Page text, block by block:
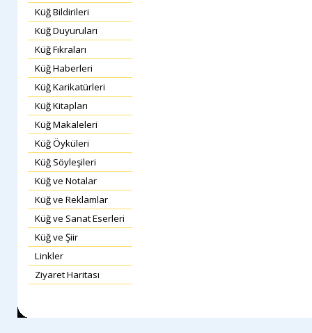
Küğ Bildirileri
Küğ Duyuruları
Küğ Fıkraları
Küğ Haberleri
Küğ Karikatürleri
Küğ Kitapları
Küğ Makaleleri
Küğ Öyküleri
Küğ Söyleşileri
Küğ ve Notalar
Küğ ve Reklamlar
Küğ ve Sanat Eserleri
Küğ ve Şiir
Linkler
Ziyaret Haritası